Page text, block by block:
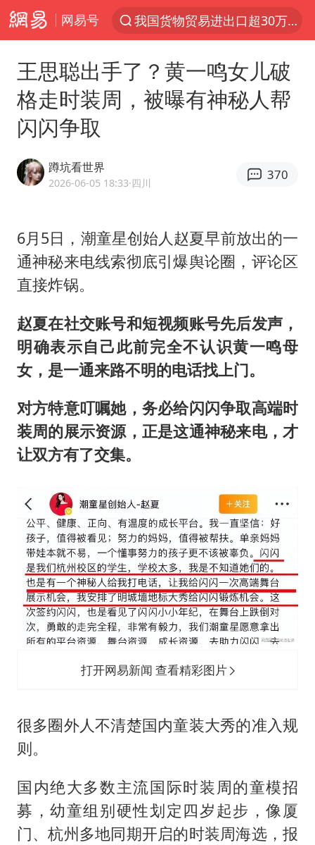
网易号
上半年我国机械工业经济运行稳中有进
台风白海豚加强
广东雷州通报特教老师招聘违规事件
A股三大股指收涨
泰国枪击案凶手先杀祖父母后行凶
多方回应侯明昊被曝违反交规
四川宜宾市高县发生4.9级地震
“新疆阿勒泰八月能滑雪”不实
向鹏0-3不敌张本智和
王思聪出手了？黄一鸣女儿破
格走时装周，被曝有神秘人帮
闪闪争取
蹲坑看世界
2026-06-05 18:33·四川
370
6月5日，潮童星创始人赵夏早前放出的一
通神秘来电线索彻底引爆舆论圈，评论区
直接炸锅。
赵夏在社交账号和短视频账号先后发声，
明确表示自己此前完全不认识黄一鸣母
女，是一通来路不明的电话找上门。
对方特意叮嘱她，务必给闪闪争取高端时
装周的展示资源，正是这通神秘来电，才
让双方有了交集。
打开网易新闻 查看精彩图片
很多圈外人不清楚国内童装大秀的准入规
则。
国内绝大多数主流国际时装周的童模招
募，幼童组别硬性划定四岁起步，像厦
门、杭州多地同期开启的时装周海选，报